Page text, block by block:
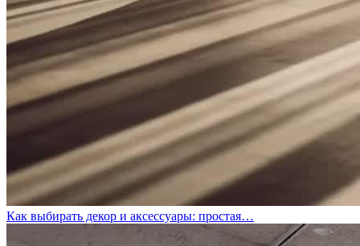
Как выбирать декор и аксессуары: простая…